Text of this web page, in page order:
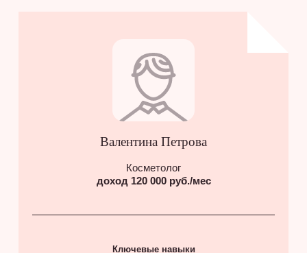
Валентина Петрова
Косметолог
доход 120 000 руб./мес
Ключевые навыки